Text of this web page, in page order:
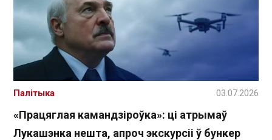
«Працяглая камандзіроўка»: ці атрымаў
Лукашэнка нешта, апроч экскурсіі ў бункер
Палітыка 03.07.2026